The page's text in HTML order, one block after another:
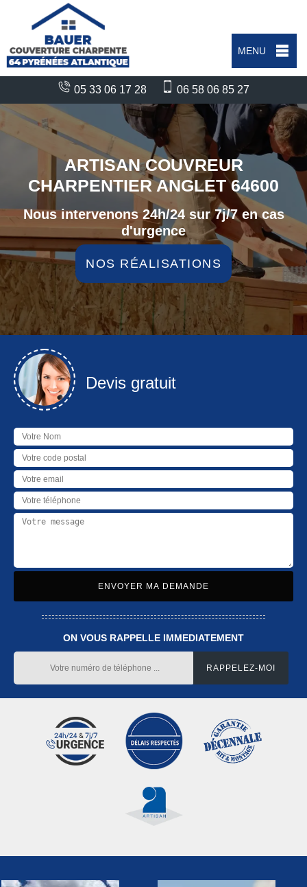
MENU
05 33 06 17 28 06 58 06 85 27
ARTISAN COUVREUR
CHARPENTIER ANGLET 64600
Nous intervenons 24h/24 sur 7j/7 en cas
d'urgence
NOS RÉALISATIONS
Devis gratuit
ON VOUS RAPPELLE IMMEDIATEMENT